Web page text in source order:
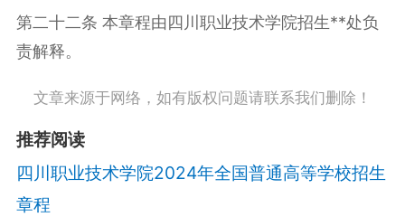
第二十二条 本章程由四川职业技术学院招生**处负
责解释。
文章来源于网络，如有版权问题请联系我们删除！
推荐阅读
四川职业技术学院2024年全国普通高等学校招生
章程